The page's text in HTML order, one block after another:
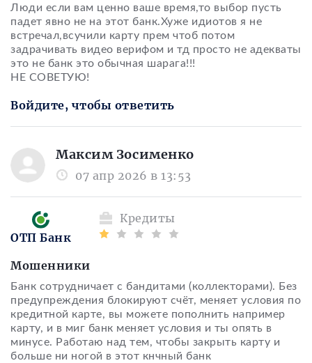
Люди если вам ценно ваше время,то выбор пусть
падет явно не на этот банк.Хуже идиотов я не
встречал,всучили карту прем чтоб потом
задрачивать видео верифом и тд просто не адекваты
это не банк это обычная шарага!!!
НЕ СОВЕТУЮ!
Войдите, чтобы ответить
Максим Зосименко
07 апр 2026 в 13:53
Кредиты
ОТП Банк
Мошенники
Банк сотрудничает с бандитами (коллекторами). Без
предупреждения блокируют счёт, меняет условия по
кредитной карте, вы можете пополнить например
карту, и в миг банк меняет условия и ты опять в
минусе. Работаю над тем, чтобы закрыть карту и
больше ни ногой в этот кнчный банк